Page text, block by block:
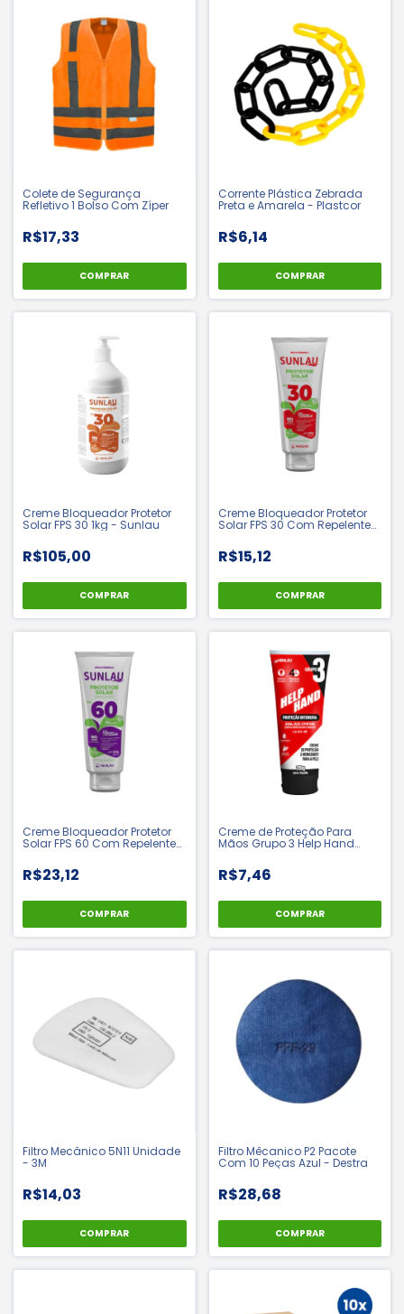
Colete de Segurança
Refletivo 1 Bolso Com Zíper
R$17,33
COMPRAR
Corrente Plástica Zebrada
Preta e Amarela - Plastcor
R$6,14
COMPRAR
Creme Bloqueador Protetor
Solar FPS 30 1kg - Sunlau
R$105,00
COMPRAR
Creme Bloqueador Protetor
Solar FPS 30 Com Repelente
R$15,12
COMPRAR
Creme Bloqueador Protetor
Solar FPS 60 Com Repelente
R$23,12
COMPRAR
Creme de Proteção Para
Mãos Grupo 3 Help Hand
R$7,46
Filtro Mecânico 5N11 Unidade
- 3M
R$14,03
COMPRAR
Filtro Mêcanico P2 Pacote
Com 10 Peças Azul - Destra
R$28,68
COMPRAR